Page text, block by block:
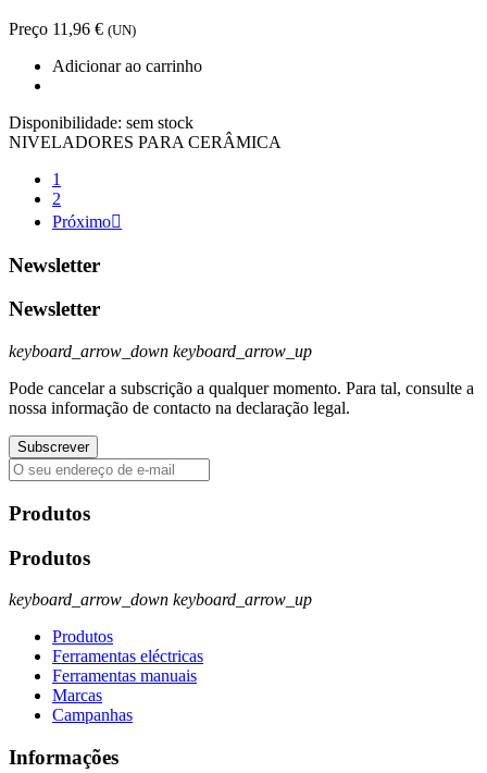
Preço 11,96 € (UN)
Adicionar ao carrinho
Disponibilidade: sem stock
NIVELADORES PARA CERÂMICA
1
2
Próximo
Newsletter
Newsletter
keyboard_arrow_down keyboard_arrow_up
Pode cancelar a subscrição a qualquer momento. Para tal, consulte a
nossa informação de contacto na declaração legal.
Produtos
Produtos
keyboard_arrow_down keyboard_arrow_up
Produtos
Ferramentas eléctricas
Ferramentas manuais
Marcas
Campanhas
Informações